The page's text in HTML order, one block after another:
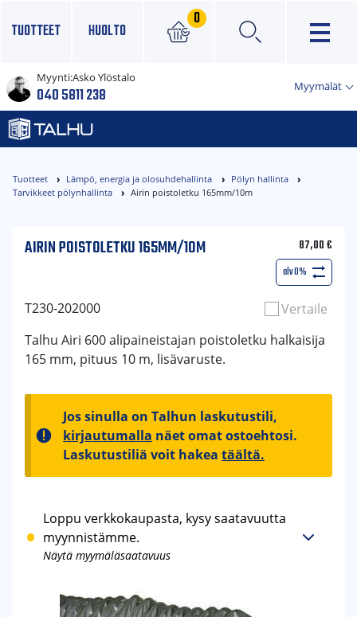
TUOTTEET HUOLTO
0
×
Myynti:Asko Ylöstalo
040 5811 238 Myymälät
Tuotteet Lämpö, energia ja olosuhdehallinta
Pölyn hallinta
Tarvikkeet pölynhallinta
Airin poistoletku 165mm/10m
AIRIN POISTOLETKU 165MM/10M 87,00€
alv 0%
T230-202000
Vertaile
Talhu Airi 600 alipaineistajan poistoletku halkaisija
165 mm, pituus 10 m, lisävaruste.
Jos sinulla on Talhun laskutustili,
kirjautumalla näet omat ostoehtosi.
Laskutustiliä voit hakea täältä.
Loppu verkkokaupasta, kysy saatavuutta
myynnistämme.
Näytä myymäläsaatavuus